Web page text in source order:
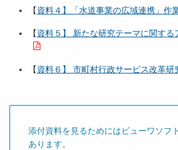
【資料４】「水道事業の広域連携」作
【資料５】 新たな研究テーマに関する
【資料６】 市町村行政サービス改革研
添付資料を見るためにはビューワソフ
あります。